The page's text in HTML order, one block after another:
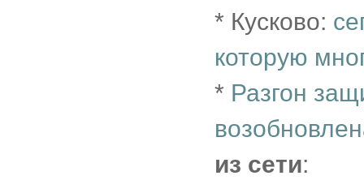
* Кусково:
которую
* Разгон
из сети: